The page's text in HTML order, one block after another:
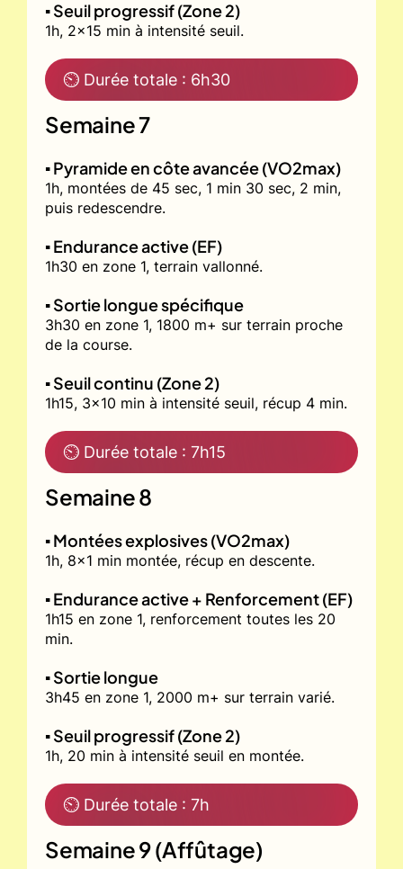
▪️ Seuil progressif (Zone 2)
1h, 2x15 min à intensité seuil.
⏲ Durée totale : 6h30
Semaine 7
▪️ Pyramide en côte avancée (VO2max)
1h, montées de 45 sec, 1 min 30 sec, 2 min,
puis redescendre.
▪️ Endurance active (EF)
1h30 en zone 1, terrain vallonné.
▪️ Sortie longue spécifique
3h30 en zone 1, 1800 m+ sur terrain proche
de la course.
▪️ Seuil continu (Zone 2)
1h15, 3x10 min à intensité seuil, récup 4 min.
⏲ Durée totale : 7h15
Semaine 8
▪️ Montées explosives (VO2max)
1h, 8x1 min montée, récup en descente.
▪️ Endurance active + Renforcement (EF)
1h15 en zone 1, renforcement toutes les 20
min.
▪️ Sortie longue
3h45 en zone 1, 2000 m+ sur terrain varié.
▪️ Seuil progressif (Zone 2)
1h, 20 min à intensité seuil en montée.
⏲ Durée totale : 7h
Semaine 9 (Affûtage)